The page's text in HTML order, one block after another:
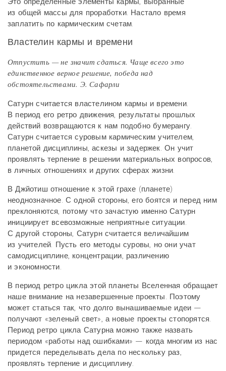
из общей массы для проработки. Настало время
заплатить по кармическим счетам.
Властелин кармы и времени
Отпустить — не значит сдаться. Чаще всего это
единственное верное решение, победа над
обстоятельствами. Э. Сафарли
Сатурн считается властелином кармы и времени.
В период его ретро движения, результаты прошлых
действий возвращаются к нам подобно бумерангу.
Сатурн считается суровым кармическим учителем,
планетой дисциплины, аскезы и задержек. Он учит
проявлять терпение в решении материальных вопросов,
в личных отношениях и других сферах жизни.
В Джйотиш отношение к этой грахе (планете)
неоднозначное. С одной стороны, его боятся и перед ним
преклоняются, потому что зачастую именно Сатурн
инициирует всевозможные неприятные ситуации.
С другой стороны, Сатурн считается величайшим
из учителей. Пусть его методы суровы, но они учат
самодисциплине, концентрации, различению
и экономности.
В период ретро цикла этой планеты Вселенная обращает
наше внимание на незавершенные проекты. Поэтому
может статься так, что долго вынашиваемые идеи —
получают «зеленый свет», а новые проекты стопорятся.
Период ретро цикла Сатурна можно также назвать
периодом «работы над ошибками» — когда многим из нас
придется переделывать дела по нескольку раз,
проявлять терпение и дисциплину.